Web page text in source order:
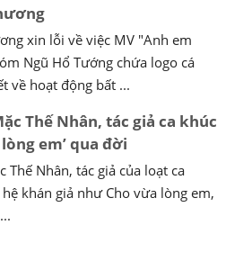
xin lỗi về việc MV "Anh em
Ngũ Hổ Tướng chứa logo cá
về hoạt động bất ...
Thế Nhân, tác giả ca khúc
em’ qua đời
Thế Nhân, tác giả của loạt ca
khán giả như Cho vừa lòng em,